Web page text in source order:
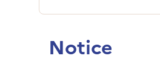
Notice